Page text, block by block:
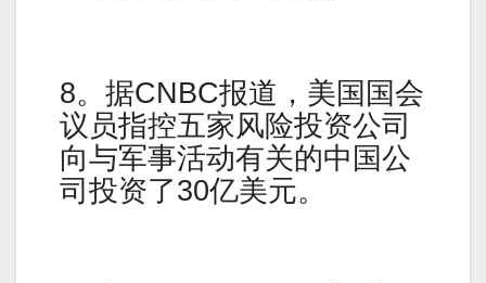
8。据CNBC报道，美国国会
议员指控五家风险投资公司
向与军事活动有关的中国公
司投资了30亿美元。